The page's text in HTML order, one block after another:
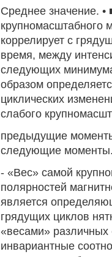
Среднее значение. •
крупномасштабного
коррелирует с
время, между
следующих
образом
циклических
слабого
предыдущие
следующие
- «Вес» самой
полярностей
является
грядущих циклов
«весами» различных
инвариантные